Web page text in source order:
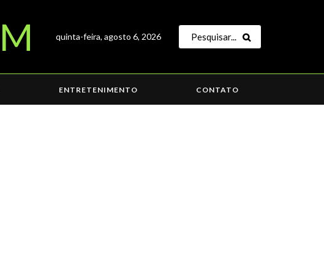
quinta-feira, agosto 6, 2026
ENTRETENIMENTO CONTATO